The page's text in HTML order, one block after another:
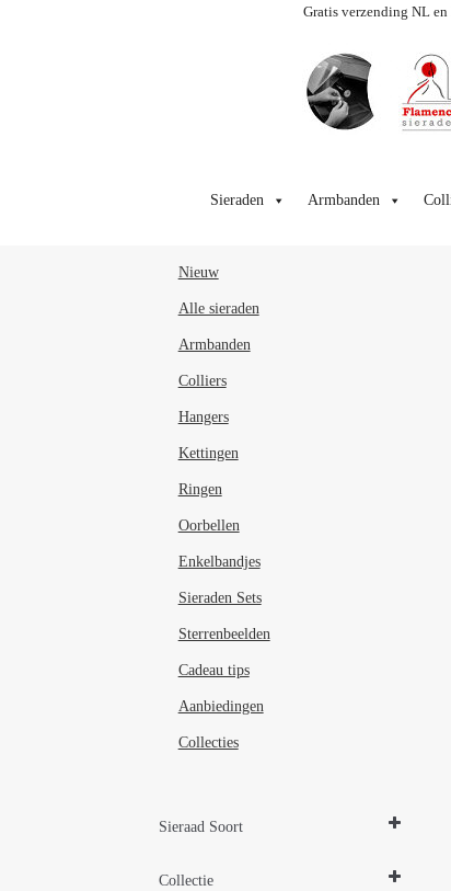
Gratis verzending NL
door
naar
Sieraden Armbanden
Nieuw
Alle sieraden
Armbanden
Colliers
Hangers
Kettingen
Ringen
Oorbellen
Enkelbandjes
Sieraden Sets
Sterrenbeelden
Cadeau tips
Aanbiedingen
Collecties
Sieraad Soort
Collectie